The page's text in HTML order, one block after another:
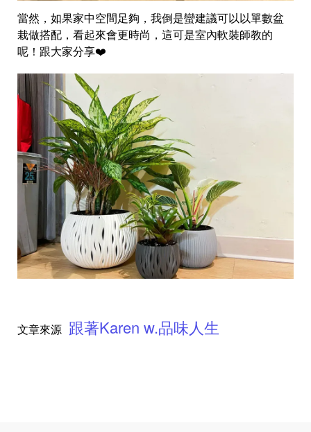
當然，如果家中空間足夠，我倒是蠻建議可以以單數盆
栽做搭配，看起來會更時尚，這可是室內軟裝師教的
呢！跟大家分享❤️
文章來源 跟著Karen w.品味人生